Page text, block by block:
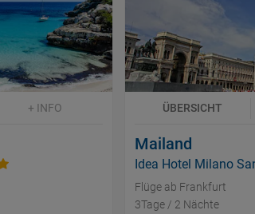
+ INFO ÜBERSICHT
Mailand
Idea Hotel Milano
Flüge ab Frankfurt
3Tage / 2 Nächte